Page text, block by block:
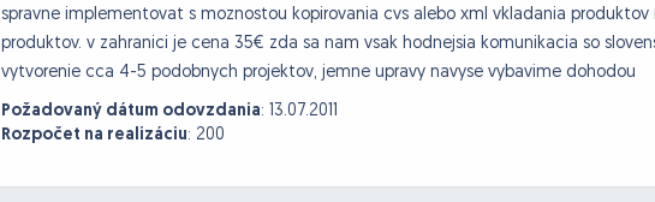
spravne implementovat s moznostou kopirovania cvs alebo xml vkladania
produktov. v zahranici je cena 35€ zda sa nam vsak hodnejsia komunikacia so
vytvorenie cca 4-5 podobnych projektov, jemne upravy navyse vybavime dohodou
Požadovaný dátum odovzdania: 13.07.2011
Rozpočet na realizáciu: 200